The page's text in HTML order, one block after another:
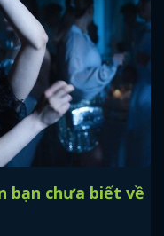
bạn chưa biết về